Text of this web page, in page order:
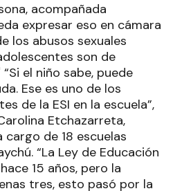
acompañada
expresar eso en cámara
los abusos sexuales
son de
el niño sabe, puede
Ese es uno de los
de la ESI en la escuela”,
Etchazarreta,
de 18 escuelas
“La Ley de Educación
15 años, pero la
tres, esto pasó por la